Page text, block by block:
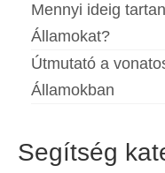
Mennyi ideig
Államokat?
Útmutató a
Államokban
Segítség